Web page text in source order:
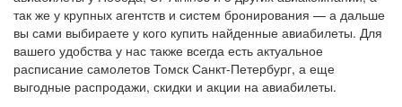
так же у крупных агентств и систем бронирования — а дальше
вы сами выбираете у кого купить найденные авиабилеты. Для
вашего удобства у нас также всегда есть актуальное
расписание самолетов Томск Санкт-Петербург, а еще
выгодные распродажи, скидки и акции на авиабилеты.